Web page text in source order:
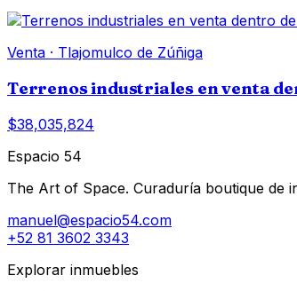
Venta · Tlajomulco de Zúñiga
Terrenos industriales en venta
$38,035,824
Espacio 54
The Art of Space. Curaduría boutique de
manuel@espacio54.com
+52 81 3602 3343
Explorar inmuebles